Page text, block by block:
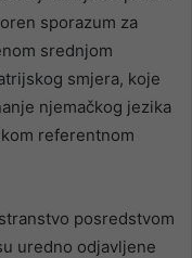
sporazum za
srednjom
smjera, koje
njemačkog jezika
referentnom
posredstvom
uredno odjavljene